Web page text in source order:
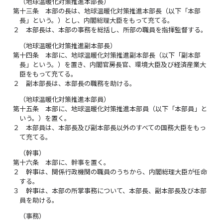
第十三条
本部の長は、地球温暖化対策推進本部長（以下「本部
長」という。）とし、内閣総理大臣をもって充てる。
２
本部長は、本部の事務を総括し、所部の職員を指揮監督する。
（地球温暖化対策推進副本部長）
第十四条
本部に、地球温暖化対策推進副本部長（以下「副本部
長」という。）を置き、内閣官房長官、環境大臣及び経済産業大
臣をもって充てる。
２
副本部長は、本部長の職務を助ける。
（地球温暖化対策推進本部員）
第十五条
本部に、地球温暖化対策推進本部員（以下「本部員」と
いう。）を置く。
２
本部員は、本部長及び副本部長以外のすべての国務大臣をもっ
て充てる。
（幹事）
第十六条
本部に、幹事を置く。
２
幹事は、関係行政機関の職員のうちから、内閣総理大臣が任命
する。
３
幹事は、本部の所掌事務について、本部長、副本部長及び本部
員を助ける。
（事務）